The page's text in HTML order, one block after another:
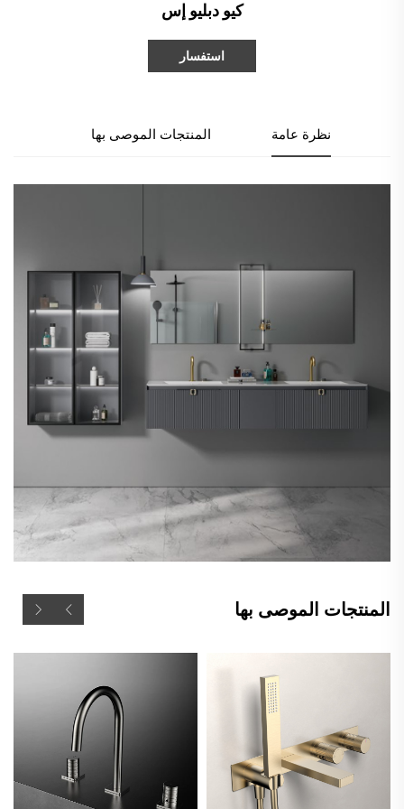
كيو دبليو إس
استفسار
نظرة عامة المنتجات الموصى بها
المنتجات الموصى بها